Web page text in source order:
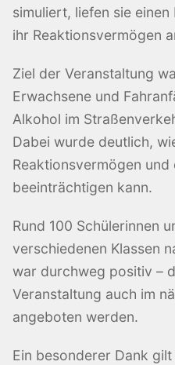
simuliert, liefen sie
ihr Reaktionsvermögen
Ziel der Veranstaltung
Erwachsene und
Alkohol im
Dabei wurde deutlich,
Reaktionsvermögen
beeinträchtigen kann.
Rund 100 Schülerinnen
verschiedenen Klassen
war durchweg positiv –
Veranstaltung auch im
angeboten werden.
Ein besonderer Dank